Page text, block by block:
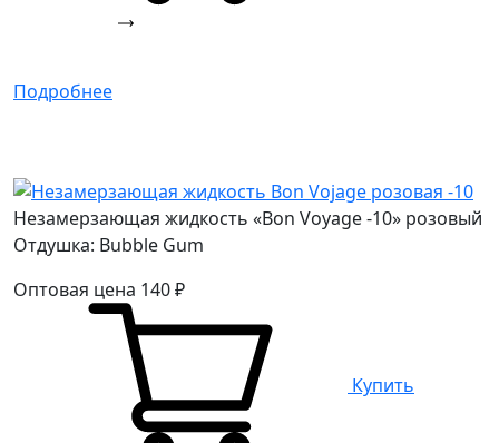
Подробнее
Незамерзающая жидкость «Bon Voyage -10» розовый
Отдушка: Bubble Gum
Оптовая цена 140₽
Купить